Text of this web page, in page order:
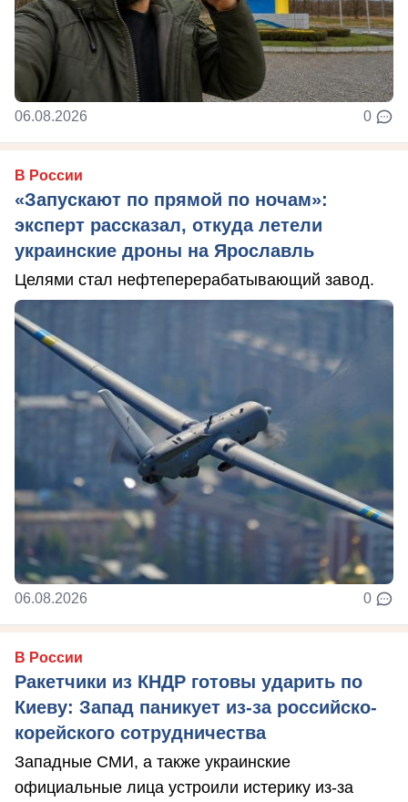
06.08.2026 0
В России
«Запускают по прямой по ночам»:
эксперт рассказал, откуда летели
украинские дроны на Ярославль
Целями стал нефтеперерабатывающий завод.
06.08.2026 0
В России
Ракетчики из КНДР готовы ударить по
Киеву: Запад паникует из-за российско-
корейского сотрудничества
Западные СМИ, а также украинские
официальные лица устроили истерику из-за